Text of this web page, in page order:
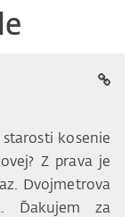
kosenie
Z prava je
Dvojmetrova
Ďakujem za